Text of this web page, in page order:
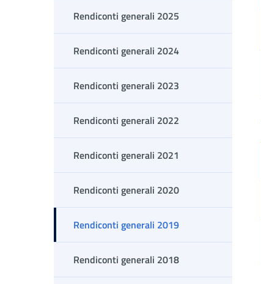
Rendiconti generali 2025
Rendiconti generali 2024
Rendiconti generali 2023
Rendiconti generali 2022
Rendiconti generali 2021
Rendiconti generali 2020
Rendiconti generali 2019
Rendiconti generali 2018